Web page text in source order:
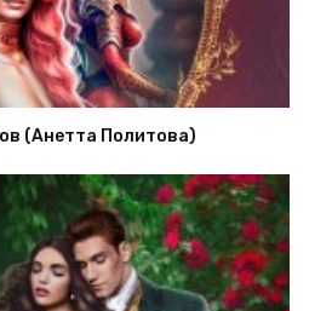
(Анетта Политова)